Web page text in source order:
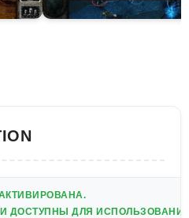
ДОСТУПНЫ ДЛЯ ИСПОЛЬЗОВАНИЯ.